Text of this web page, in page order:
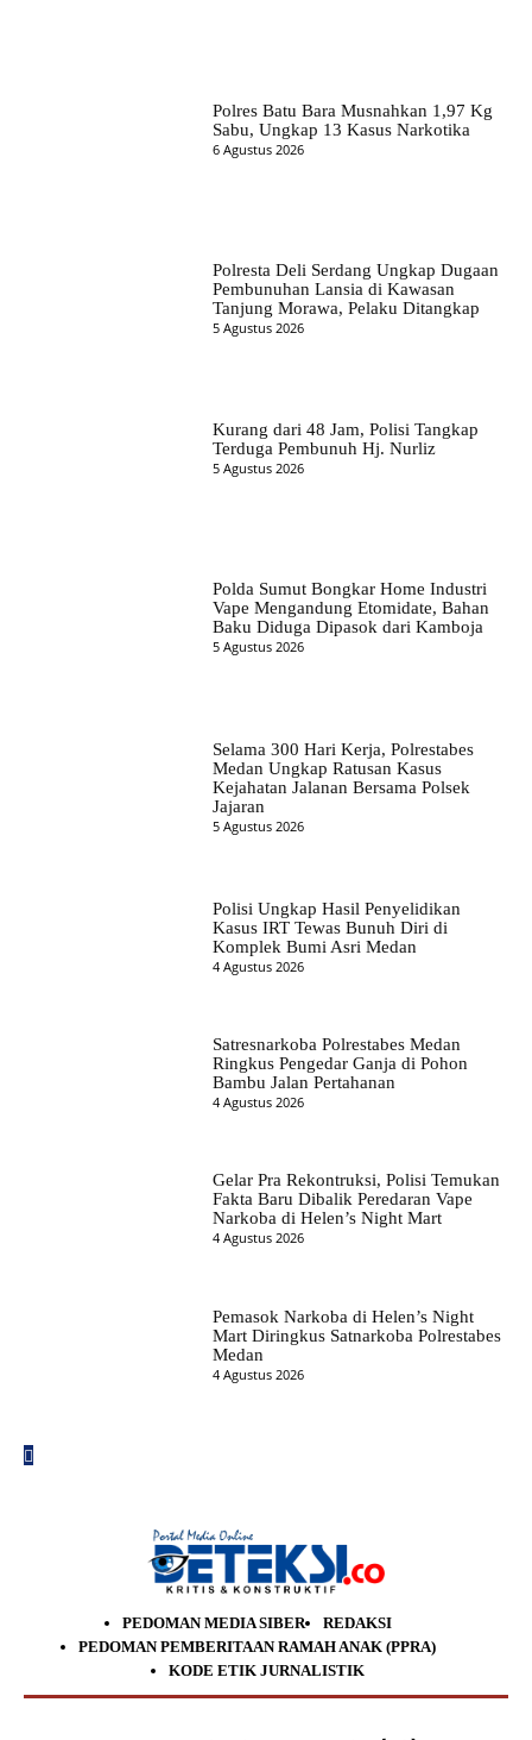
Polres Batu Bara Musnahkan 1,97 Kg
Sabu, Ungkap 13 Kasus Narkotika
6 Agustus 2026
Polresta Deli Serdang Ungkap Dugaan
Pembunuhan Lansia di Kawasan
Tanjung Morawa, Pelaku Ditangkap
5 Agustus 2026
Kurang dari 48 Jam, Polisi Tangkap
Terduga Pembunuh Hj. Nurliz
5 Agustus 2026
Polda Sumut Bongkar Home Industri
Vape Mengandung Etomidate, Bahan
Baku Diduga Dipasok dari Kamboja
5 Agustus 2026
Selama 300 Hari Kerja, Polrestabes
Medan Ungkap Ratusan Kasus
Kejahatan Jalanan Bersama Polsek
Jajaran
5 Agustus 2026
Polisi Ungkap Hasil Penyelidikan
Kasus IRT Tewas Bunuh Diri di
Komplek Bumi Asri Medan
4 Agustus 2026
Satresnarkoba Polrestabes Medan
Ringkus Pengedar Ganja di Pohon
Bambu Jalan Pertahanan
4 Agustus 2026
Gelar Pra Rekontruksi, Polisi Temukan
Fakta Baru Dibalik Peredaran Vape
Narkoba di Helen’s Night Mart
4 Agustus 2026
Pemasok Narkoba di Helen’s Night
Mart Diringkus Satnarkoba Polrestabes
Medan
4 Agustus 2026
PEDOMAN MEDIA SIBER
REDAKSI
PEDOMAN PEMBERITAAN RAMAH ANAK (PPRA)
KODE ETIK JURNALISTIK